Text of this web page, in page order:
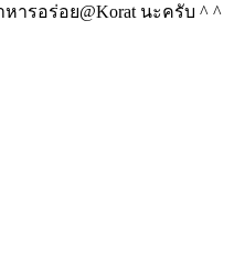
รอร่อย@Korat นะครับ ^ ^